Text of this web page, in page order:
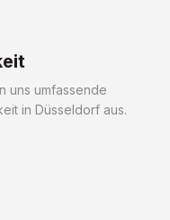
uns umfassende
in Düsseldorf aus.